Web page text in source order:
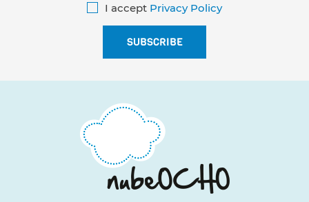
I accept Privacy Policy